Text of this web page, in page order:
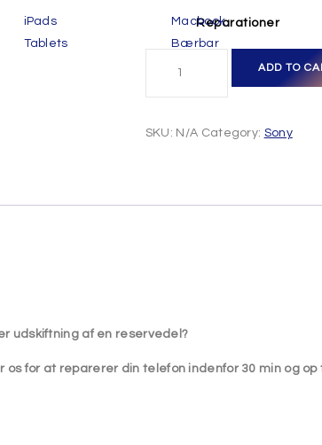
iPads
Tablets
Macbook
Bærbar
Reparationer
ADD TO
SKU: N/A Category: Sony
udskiftning af en reservedel?
for at reparerer din telefon indenfor 30 min og